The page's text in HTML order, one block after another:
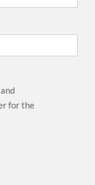
for the